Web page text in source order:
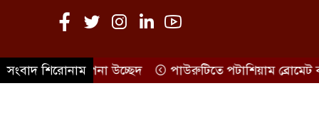
ব্যাখ্যা চেয়েছে কর্তৃপক্ষ
©SATV 2026 All rights reserved
সংবাদ শিরোনাম
অবৈধ স্থাপনা উচ্ছেদ পাউরুটিতে পটাশিয়াম ব্রোমেট